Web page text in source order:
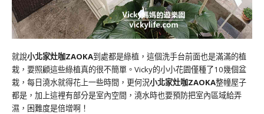
就說小北家灶咖ZAOKA到處都是綠植，這個洗手台前面也是滿滿的植
栽，要照顧這些綠植真的很不簡單。Vicky的小小花園僅種了10幾個盆
栽，每日澆水就得花上一些時間，更何況小北家灶咖ZAOKA整幢屋子
都是，加上這裡有部分是室內空間，澆水時也要預防把室內區域給弄
濕，困難度是倍增啊！